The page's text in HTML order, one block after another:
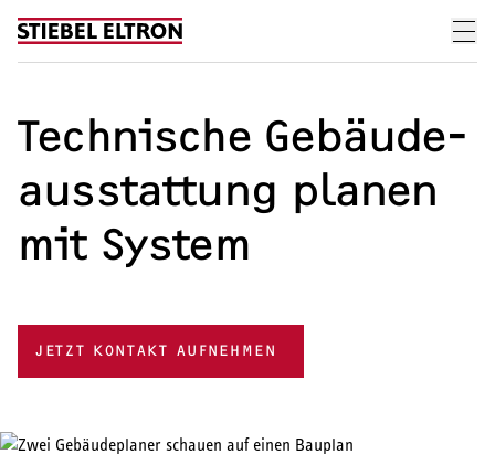
Technische Gebäude­
ausstattung planen
mit System
JETZT KONTAKT AUFNEHMEN